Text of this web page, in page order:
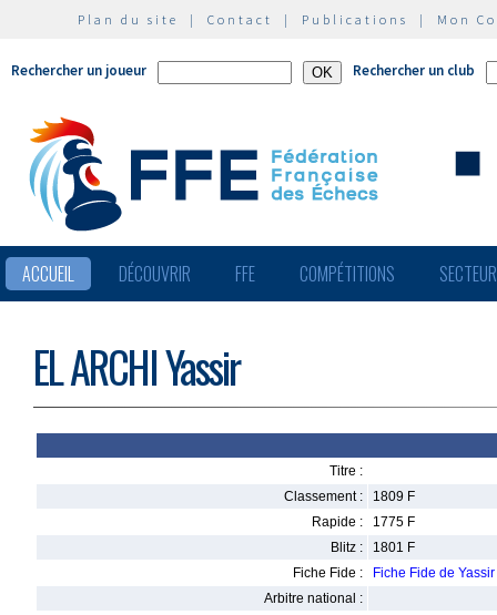
Plan du site | Contact | Publications | Mon
Rechercher un joueur Rechercher un club
ACCUEIL DÉCOUVRIR FFE COMPÉTITIONS
EL ARCHI Yassir
Titre :
Classement :
1809 F
Rapide :
1775 F
Blitz :
1801 F
Fiche Fide :
Fiche Fide de
Arbitre national :